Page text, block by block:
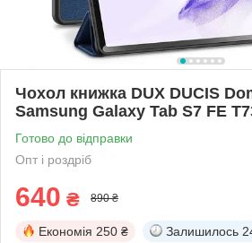
Чохол книжка DUX DUCIS
Samsung Galaxy Tab S7 FE
Готово до відправки
Опт і роздріб
640 ₴ 890 ₴
Економія 250 ₴ Залишилось